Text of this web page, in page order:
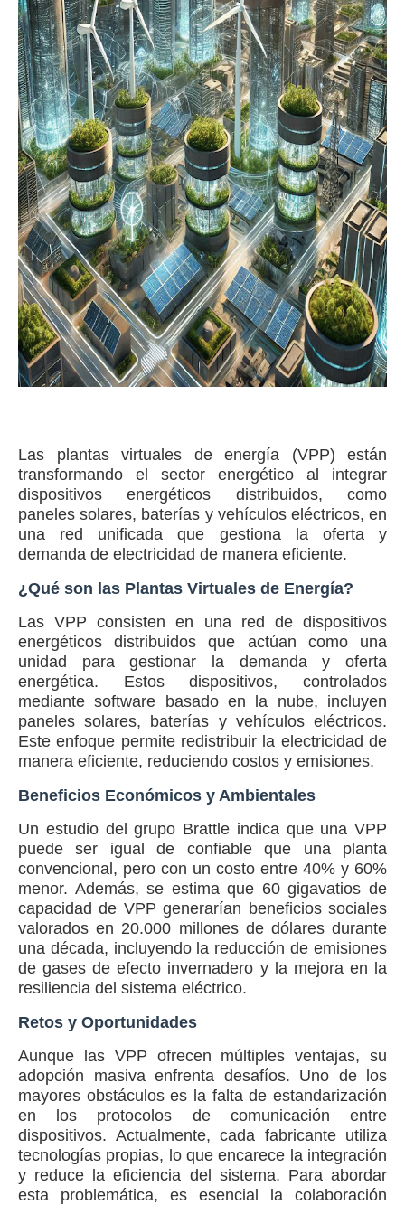
Las plantas virtuales de energía (VPP) están
transformando el sector energético al integrar
dispositivos energéticos distribuidos, como
paneles solares, baterías y vehículos eléctricos, en
una red unificada que gestiona la oferta y
demanda de electricidad de manera eficiente.
¿Qué son las Plantas Virtuales de Energía?
Las VPP consisten en una red de dispositivos
energéticos distribuidos que actúan como una
unidad para gestionar la demanda y oferta
energética. Estos dispositivos, controlados
mediante software basado en la nube, incluyen
paneles solares, baterías y vehículos eléctricos.
Este enfoque permite redistribuir la electricidad de
manera eficiente, reduciendo costos y emisiones.
Beneficios Económicos y Ambientales
Un estudio del grupo Brattle indica que una VPP
puede ser igual de confiable que una planta
convencional, pero con un costo entre 40% y 60%
menor. Además, se estima que 60 gigavatios de
capacidad de VPP generarían beneficios sociales
valorados en 20.000 millones de dólares durante
una década, incluyendo la reducción de emisiones
de gases de efecto invernadero y la mejora en la
resiliencia del sistema eléctrico.
Retos y Oportunidades
Aunque las VPP ofrecen múltiples ventajas, su
adopción masiva enfrenta desafíos. Uno de los
mayores obstáculos es la falta de estandarización
en los protocolos de comunicación entre
dispositivos. Actualmente, cada fabricante utiliza
tecnologías propias, lo que encarece la integración
y reduce la eficiencia del sistema. Para abordar
esta problemática, es esencial la colaboración